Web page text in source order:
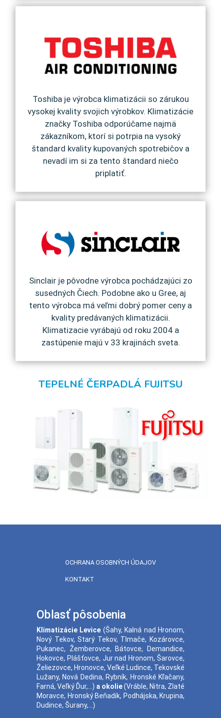
Toshiba je výrobca klimatizácii so zárukou
vysokej kvality svojich výrobkov. Klimatizácie
značky Toshiba odporúčame najmä
zákazníkom, ktorí si potrpia na vysoký
štandard kvality kupovaných spotrebičov a
nevadí im si za tento štandard niečo
priplatiť.
Sinclair je pôvodne výrobca pochádzajúci zo
susedných Čiech. Podobne ako u Gree, aj
tento výrobca má veľmi dobrý pomer ceny a
kvality predávaných klimatizácii.
Klimatizacie vyrábajú od roku 2004 a
zastúpenie majú v 33 krajinách sveta.
TEPELNÉ ČERPADLÁ FUJITSU
OCHRANA OSOBNÝCH ÚDAJOV
KONTAKT
Oblasť pôsobenia
Klimatizácie Levice (Šahy, Kalná nad Hronom,
Nový Tekov,Starý Tekov, Tlmače, Kozárovce,
Pukanec, Žemberovce, Bátovce, Demandice,
Hokovce, Plášťovce, Jur nad Hronom,Šarovce,
Želiezovce, Hronovce, Veľké Ludince, Tekovské
Lužany, Nová Dedina, Rybník, Hronské Kľačany,
Farná, Veľký Ďur,...) a okolie(Vráble, Nitra, Zlaté
Moravce, Hronský Beňadik, Podhájska, Krupina,
Dudince, Šurany,...)